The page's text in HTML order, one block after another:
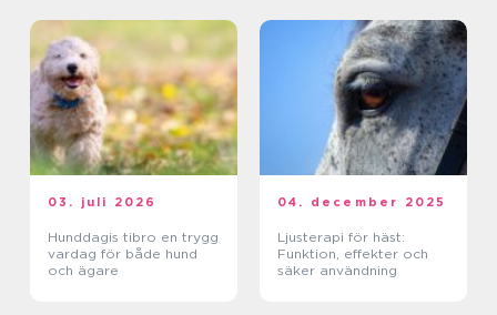
03. juli 2026
Hunddagis tibro en trygg
vardag för både hund
och ägare
04. december 2025
Ljusterapi för häst:
Funktion, effekter och
säker användning